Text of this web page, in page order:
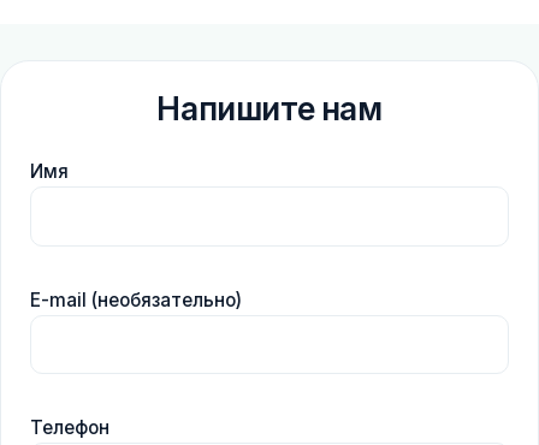
Напишите нам
Имя
E-mail (необязательно)
Телефон